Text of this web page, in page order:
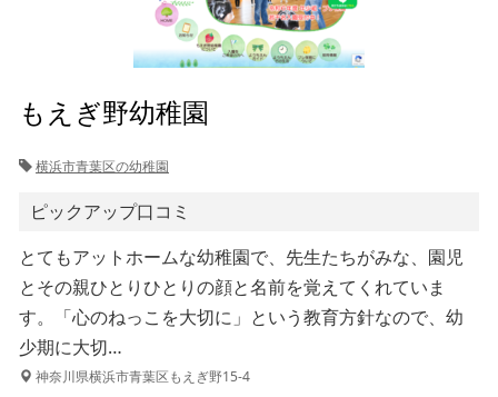
もえぎ野幼稚園
横浜市青葉区の幼稚園
ピックアップ口コミ
とてもアットホームな幼稚園で、先生たちがみな、園児
とその親ひとりひとりの顔と名前を覚えてくれていま
す。「心のねっこを大切に」という教育方針なので、幼
少期に大切…
神奈川県横浜市青葉区もえぎ野15-4